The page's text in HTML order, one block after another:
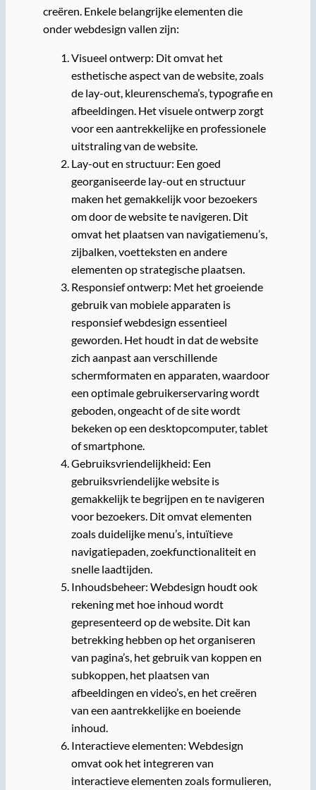
creëren. Enkele belangrijke elementen die
onder webdesign vallen zijn:
Visueel ontwerp: Dit omvat het
esthetische aspect van de website, zoals
de lay-out, kleurenschema’s, typografie en
afbeeldingen. Het visuele ontwerp zorgt
voor een aantrekkelijke en professionele
uitstraling van de website.
Lay-out en structuur: Een goed
georganiseerde lay-out en structuur
maken het gemakkelijk voor bezoekers
om door de website te navigeren. Dit
omvat het plaatsen van navigatiemenu’s,
zijbalken, voetteksten en andere
elementen op strategische plaatsen.
Responsief ontwerp: Met het groeiende
gebruik van mobiele apparaten is
responsief webdesign essentieel
geworden. Het houdt in dat de website
zich aanpast aan verschillende
schermformaten en apparaten, waardoor
een optimale gebruikerservaring wordt
geboden, ongeacht of de site wordt
bekeken op een desktopcomputer, tablet
of smartphone.
Gebruiksvriendelijkheid: Een
gebruiksvriendelijke website is
gemakkelijk te begrijpen en te navigeren
voor bezoekers. Dit omvat elementen
zoals duidelijke menu’s, intuïtieve
navigatiepaden, zoekfunctionaliteit en
snelle laadtijden.
Inhoudsbeheer: Webdesign houdt ook
rekening met hoe inhoud wordt
gepresenteerd op de website. Dit kan
betrekking hebben op het organiseren
van pagina’s, het gebruik van koppen en
subkoppen, het plaatsen van
afbeeldingen en video’s, en het creëren
van een aantrekkelijke en boeiende
inhoud.
Interactieve elementen: Webdesign
omvat ook het integreren van
interactieve elementen zoals formulieren,